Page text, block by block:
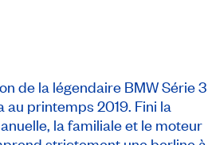
de la légendaire BMW Série 3
au printemps 2019. Fini la
la familiale et le moteur